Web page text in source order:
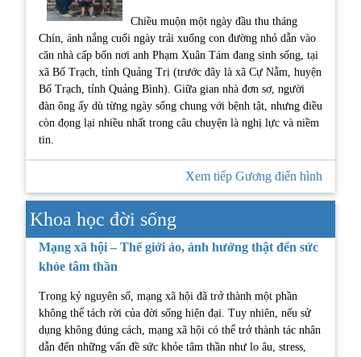
Chiều muộn một ngày đầu thu tháng
Chín, ánh nắng cuối ngày trải xuống con đường nhỏ dẫn vào
căn nhà cấp bốn nơi anh Phạm Xuân Tám đang sinh sống, tại
xã Bố Trạch, tỉnh Quảng Trị (trước đây là xã Cự Nẫm, huyện
Bố Trạch, tỉnh Quảng Bình). Giữa gian nhà đơn sơ, người
đàn ông ấy dù từng ngày sống chung với bệnh tật, nhưng điều
còn đọng lại nhiều nhất trong câu chuyện là nghị lực và niềm
tin.
Xem tiếp Gương điển hình
Khoa học đời sống
Mạng xã hội – Thế giới ảo, ảnh hưởng thật đến sức
khỏe tâm thần
Trong kỷ nguyên số, mạng xã hội đã trở thành một phần
không thể tách rời của đời sống hiện đại. Tuy nhiên, nếu sử
dụng không đúng cách, mạng xã hội có thể trở thành tác nhân
dẫn đến những vấn đề sức khỏe tâm thần như lo âu, stress,